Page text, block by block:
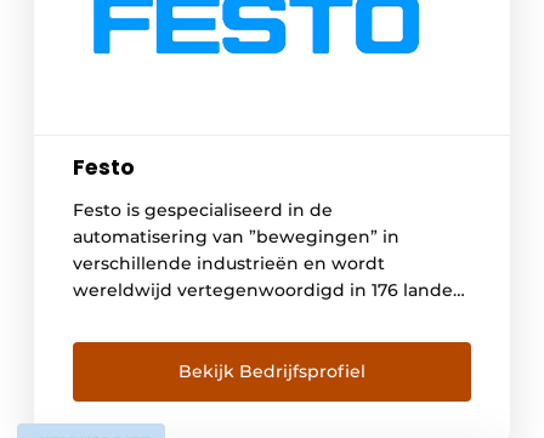
Festo
Festo is gespecialiseerd in de
automatisering van ”bewegingen” in
verschillende industrieën en wordt
wereldwijd vertegenwoordigd in 176 landen.
zorgen voor een snelle en betrouwbare
levering van elektrische en pneumatische
componenten. De ambitie van Festo is om
als innovatieve partner klanten in staat te
Bekijk Bedrijfsprofiel